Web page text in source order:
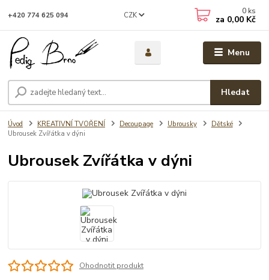
Menu
CZK
Hledat
+420 774 625 094 0 ks
za 0,00 Kč
Úvod KREATIVNÍ TVOŘENÍ Decoupage Ubrousky
Dětské
Ubrousek Zvířátka v dýni
Ubrousek Zvířátka v dýni
Ohodnotit produkt